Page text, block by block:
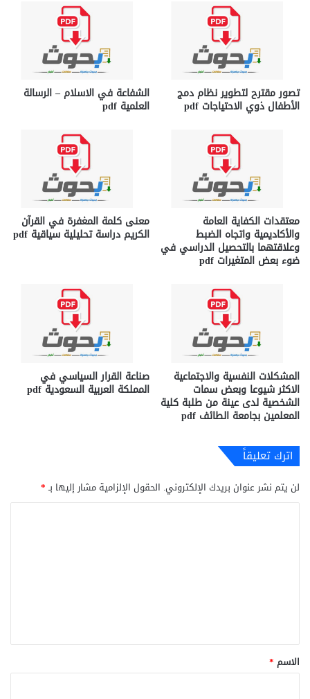
تصور مقترح لتطوير نظام دمج
الأطفال ذوي الاحتياجات pdf
الشفاعة في الاسلام – الرسالة
العلمية pdf
معتقدات الكفاية العامة
والأكاديمية واتجاه الضبط
وعلاقتهما بالتحصيل الدراسي في
ضوء بعض المتغيرات pdf
معنى كلمة المغفرة في القرآن
الكريم دراسة تحليلية سياقية pdf
المشكلات النفسية والاجتماعية
الاكثر شيوعا وبعض سمات
الشخصية لدى عينة من طلبة كلية
المعلمين بجامعة الطائف pdf
صناعة القرار السياسي في
المملكة العربية السعودية pdf
اترك تعليقاً
لن يتم نشر عنوان بريدك الإلكتروني. الحقول الإلزامية مشار إليها بـ*
*
الاسم *